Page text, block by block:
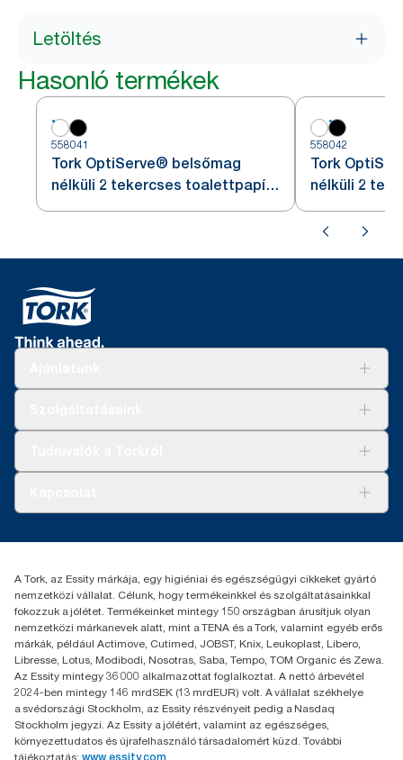
Letöltés
Hasonló termékek
558041
Tork OptiServe® belsőmag
nélküli 2 tekercses toalettpapír-
adagoló
558042
Tork
nélküli 2
adagoló
+36 1 392 2176
H-1021 Budapest
Budakeszi út 51.
A Tork, az Essity márkája, egy higiéniai és egészségügyi cikkeket gyártó
nemzetközi vállalat. Célunk, hogy termékeinkkel és szolgáltatásainkkal
fokozzuk a jólétet. Termékeinket mintegy 150 országban árusítjuk olyan
nemzetközi márkanevek alatt, mint a TENA és a Tork, valamint egyéb erős
márkák, például Actimove, Cutimed, JOBST, Knix, Leukoplast, Libero,
Libresse, Lotus, Modibodi, Nosotras, Saba, Tempo, TOM Organic és Zewa.
Az Essity mintegy 36 000 alkalmazottat foglalkoztat. A nettó árbevétel
2024-ben mintegy 146 mrdSEK (13 mrdEUR) volt. A vállalat székhelye
a svédországi Stockholm, az Essity részvényeit pedig a Nasdaq
Stockholm jegyzi. Az Essity a jólétért, valamint az egészséges,
környezettudatos és újrafelhasználó társadalomért küzd. További
tájékoztatás: www.essity.com